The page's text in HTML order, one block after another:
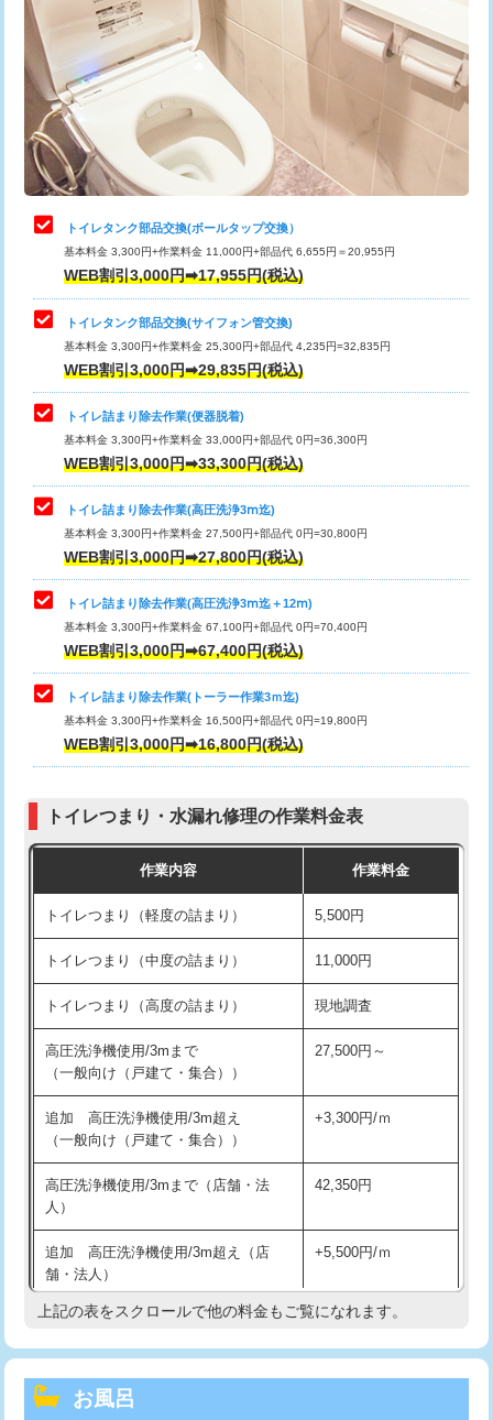
トイレタンク部品交換(ボールタップ交換）
基本料金 3,300円+作業料金 11,000円+部品代 6,655円＝20,955円
WEB割引3,000円➡17,955円(税込)
トイレタンク部品交換(サイフォン管交換)
基本料金 3,300円+作業料金 25,300円+部品代 4,235円=32,835円
WEB割引3,000円➡29,835円(税込)
トイレ詰まり除去作業(便器脱着)
基本料金 3,300円+作業料金 33,000円+部品代 0円=36,300円
WEB割引3,000円➡33,300円(税込)
トイレ詰まり除去作業(高圧洗浄3ⅿ迄)
基本料金 3,300円+作業料金 27,500円+部品代 0円=30,800円
WEB割引3,000円➡27,800円(税込)
トイレ詰まり除去作業(高圧洗浄3ⅿ迄＋12ⅿ)
基本料金 3,300円+作業料金 67,100円+部品代 0円=70,400円
WEB割引3,000円➡67,400円(税込)
トイレ詰まり除去作業(トーラー作業3ｍ迄)
基本料金 3,300円+作業料金 16,500円+部品代 0円=19,800円
WEB割引3,000円➡16,800円(税込)
トイレつまり・水漏れ修理の作業料金表
作業内容 作業料金
トイレつまり（軽度の詰まり） 5,500円
トイレつまり（中度の詰まり） 11,000円
トイレつまり（高度の詰まり） 現地調査
高圧洗浄機使用/3mまで
（一般向け（戸建て・集合））
27,500円～
追加 高圧洗浄機使用/3m超え
（一般向け（戸建て・集合））
+3,300円/ｍ
高圧洗浄機使用/3mまで（店舗・法
人）
42,350円
追加 高圧洗浄機使用/3m超え（店
舗・法人）
+5,500円/ｍ
高度高圧洗浄換 現地調査
トーラー機使用/3mまで
上記の表をスクロールで他の料金もご覧になれます。
お風呂